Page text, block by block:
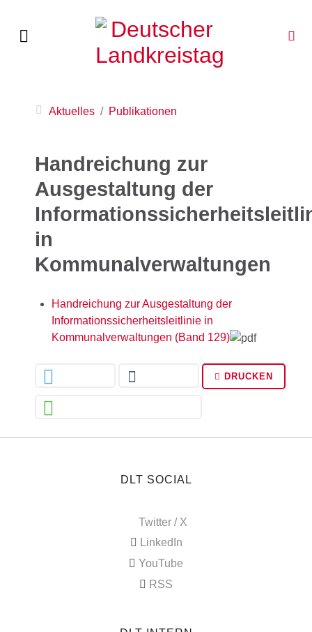
Aktuelles Publikationen
Handreichung zur
Ausgestaltung der
in
Kommunalverwaltungen
Handreichung zur Ausgestaltung der
Informationssicherheitsleitlinie in
Kommunalverwaltungen (Band 129)
DRUCKEN
DLT SOCIAL
Twitter / X
LinkedIn
YouTube
RSS